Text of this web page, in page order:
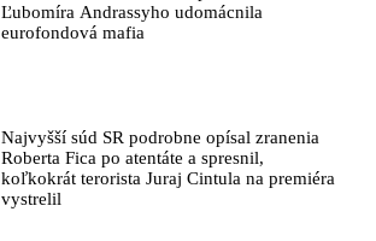
Ľubomíra Andrassyho udomácnila
eurofondová mafia
Najvyšší súd SR podrobne opísal zranenia
Roberta Fica po atentáte a spresnil,
koľkokrát terorista Juraj Cintula na premiéra
vystrelil